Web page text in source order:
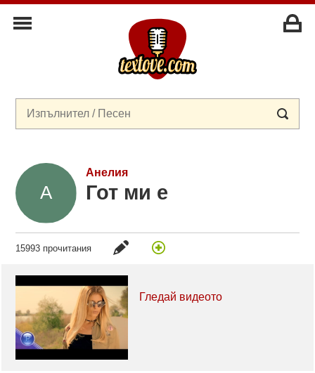
Анелия
Гот ми е
15993 прочитания
Гледай видеото